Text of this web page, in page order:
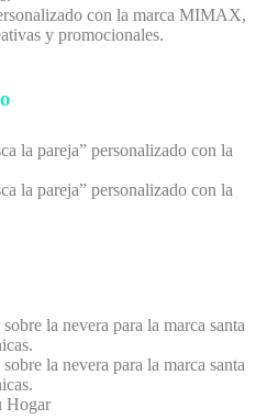
Hogar